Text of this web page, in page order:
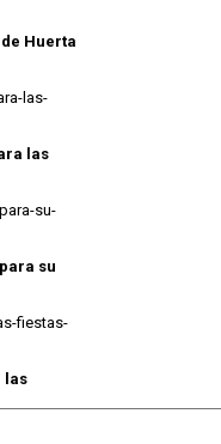
ALCALDESA
HA MENTIDO A
Huerta
las
su
las